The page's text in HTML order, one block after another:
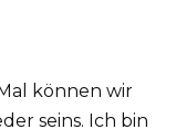
können wir
seins. Ich bin